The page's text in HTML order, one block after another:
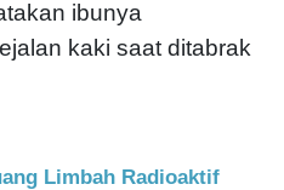
ibunya
kaki saat ditabrak
Limbah Radioaktif